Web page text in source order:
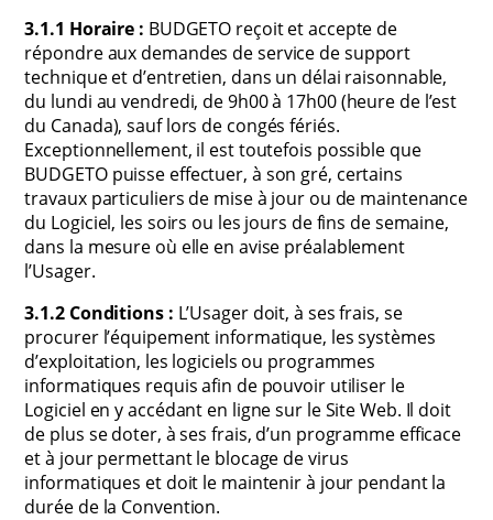
3.1.1 Horaire : BUDGETO reçoit et accepte de
répondre aux demandes de service de support
technique et d’entretien, dans un délai raisonnable,
du lundi au vendredi, de 9h00 à 17h00 (heure de l’est
du Canada), sauf lors de congés fériés.
Exceptionnellement, il est toutefois possible que
BUDGETO puisse effectuer, à son gré, certains
travaux particuliers de mise à jour ou de maintenance
du Logiciel, les soirs ou les jours de fins de semaine,
dans la mesure où elle en avise préalablement
l’Usager.
3.1.2 Conditions : L’Usager doit, à ses frais, se
procurer l’équipement informatique, les systèmes
d’exploitation, les logiciels ou programmes
informatiques requis afin de pouvoir utiliser le
Logiciel en y accédant en ligne sur le Site Web. Il doit
de plus se doter, à ses frais, d’un programme efficace
et à jour permettant le blocage de virus
informatiques et doit le maintenir à jour pendant la
durée de la Convention.